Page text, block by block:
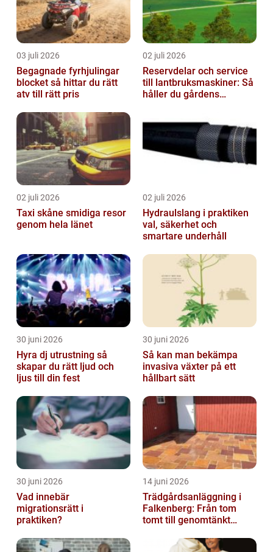
03 juli 2026
Begagnade fyrhjulingar
blocket så hittar du rätt
atv till rätt pris
02 juli 2026
Reservdelar och service
till lantbruksmaskiner: Så
håller du gårdens
02 juli 2026
Taxi skåne smidiga resor
genom hela länet
02 juli 2026
Hydraulslang i praktiken
val, säkerhet och
smartare underhåll
30 juni 2026
Hyra dj utrustning så
skapar du rätt ljud och
ljus till din fest
30 juni 2026
Så kan man bekämpa
invasiva växter på ett
hållbart sätt
30 juni 2026
Vad innebär
migrationsrätt i
praktiken?
14 juni 2026
Trädgårdsanläggning i
Falkenberg: Från tom
tomt till genomtänkt